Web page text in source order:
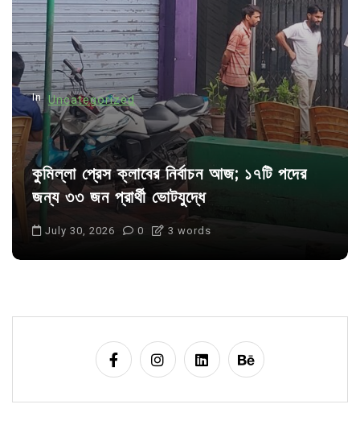
t
i
o
n
In Uncategorized
কুমিল্লা প্রেস ক্লাবের নির্বাচন আজ; ১৭টি পদের
জন্য ৩৩ জন প্রার্থী ভোটযুদ্ধে
July 30, 2026 0 3 words